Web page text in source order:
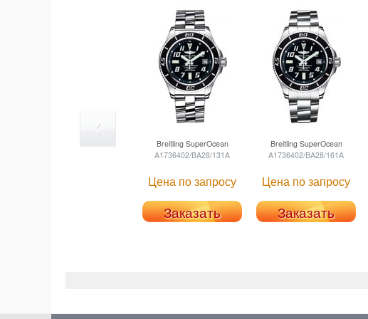
BreitlingSuperOcean
A1736402/BA28/131A
Цена по запросу
Заказать
BreitlingSuperOcean
A1736402/BA28/161A
Цена по запросу
Заказать